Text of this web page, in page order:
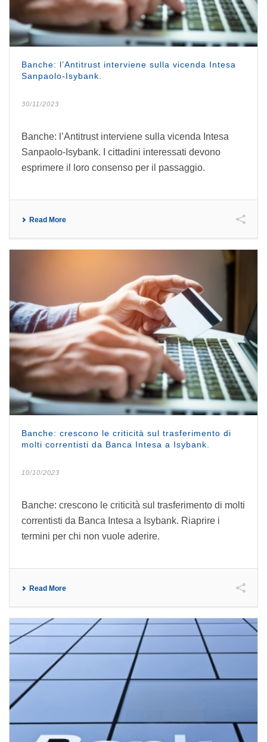
Banche: l’Antitrust interviene sulla vicenda Intesa
Sanpaolo-Isybank.
30/11/2023
Banche: l’Antitrust interviene sulla vicenda Intesa
Sanpaolo-Isybank. I cittadini interessati devono
esprimere il loro consenso per il passaggio.
Read More
Banche: crescono le criticità sul trasferimento di
molti correntisti da Banca Intesa a Isybank.
10/10/2023
Banche: crescono le criticità sul trasferimento di molti
correntisti da Banca Intesa a Isybank. Riaprire i
termini per chi non vuole aderire.
Read More